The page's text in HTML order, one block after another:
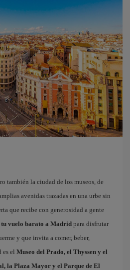
también la ciudad de los museos, de
avenidas trazadas en una urbe sin
que recibe con generosidad a gente
tu vuelo barato a Madrid para disfrutar
y que invita a comer, beber,
el Museo del Prado, el Thyssen y el
la Plaza Mayor y el Parque de El